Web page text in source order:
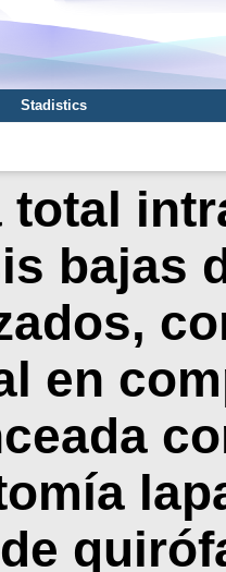
Stadistics
total
bajas
en